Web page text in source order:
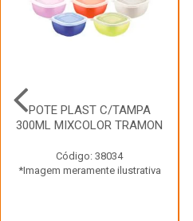
POTE PLAST C/TAMPA
300ML MIXCOLOR TRAMON
Código: 38034
*Imagem meramente ilustrativa